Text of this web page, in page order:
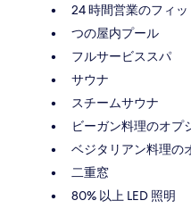
24 時間営業のフィ
つの屋内プール
フルサービススパ
サウナ
スチームサウナ
ビーガン料理のオプ
ベジタリアン料理の
二重窓
80% 以上 LED 照明